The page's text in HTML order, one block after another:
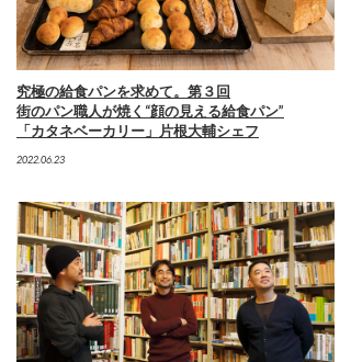
究極の給食パンを求めて。第３回
街のパン職人が焼く“顔の見える給食パン”
「カタネベーカリー」片根大輔シェフ
2022.06.23